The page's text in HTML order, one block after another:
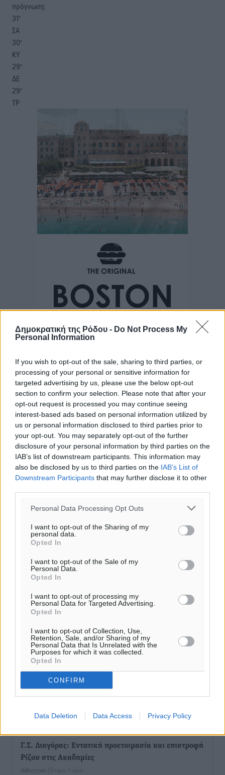
Δημοκρατική της Ρόδου - Do Not Process My
Personal Information
If you wish to opt-out of the sale, sharing to third parties, or
processing of your personal or sensitive information for
targeted advertising by us, please use the below opt-out
section to confirm your selection. Please note that after your
opt-out request is processed you may continue seeing
interest-based ads based on personal information utilized by
us or personal information disclosed to third parties prior to
your opt-out. You may separately opt-out of the further
disclosure of your personal information by third parties on the
IAB’s list of downstream participants. This information may
also be disclosed by us to third parties on the IAB’s List of
Downstream Participants that may further disclose it to other
Personal Data Processing Opt Outs
I want to opt-out of the Sharing of my
personal data.
Opted In
I want to opt-out of the Sale of my
Personal Data.
Opted In
I want to opt-out of processing my
Personal Data for Targeted Advertising.
Opted In
I want to opt-out of Collection, Use,
Retention, Sale, and/or Sharing of my
Personal Data that Is Unrelated with the
Purposes for which it was collected.
Opted In
CONFIRM
Data Deletion Data Access Privacy Policy
πρόγνωση:
31°
ΣΑ
30°
ΚΥ
29°
ΔΕ
29°
ΤΡ
Ροή ειδήσεων
Σταυρός Καλυθιών: Απέκτησε την Φωτεινή Πιζάνια
Αθλητικά• πριν 17 λεπτά
Το Yucatan Show έρχεται στη Ρόδο με τον Frankie
Lluc
Σι Τζέι Χάρις: «Να πανηγυρίσουμε πολλές νίκες μαζί»
Αθλητικά πριν 1 ώρα
Ροδήλιος: Ο απολογισμός από το Πανελλήνιο
Πρωτάθλημα Πίστας
πριν 1 ώρα
Αθλητικά• πριν 1 ώρα
Γ.Σ. Διαγόρας: Εντατική προετοιμασία και επιστροφή
Ρίζου στις Ακαδημίες
Αθλητικά πριν 1 ώρα